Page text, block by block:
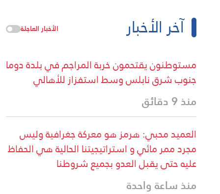
آخر الأخبار الأخبار العاجلة
مستوطنون يقتحمون خربة المراجم في بلدة دوما
جنوب شرق نابلس وسط استفزاز للأهالي
منذ 9 دقائق
العميد محبي: هرمز هو معركة جغرافية وليس
مجرد ممر مائي و استراتيجيتنا الحالية هي الحفاظ
عليه حتى يقبل العدو بجميع شروطنا
منذ ساعة واحدة